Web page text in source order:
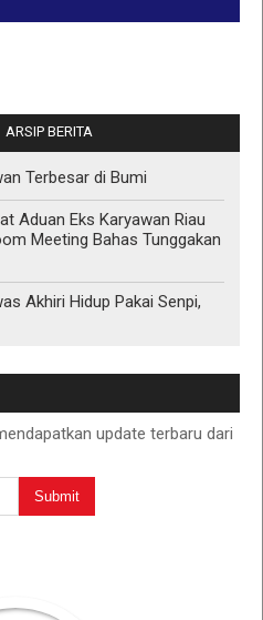
ARSIP BERITA
Terbesar di Bumi
Aduan Eks Karyawan Riau
Meeting Bahas Tunggakan
Akhiri Hidup Pakai Senpi,
update terbaru dari